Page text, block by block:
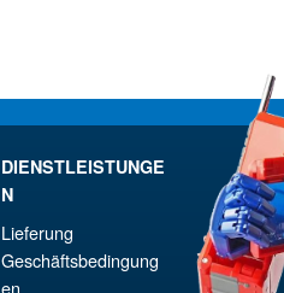
DIENSTLEISTUNGE
N
Lieferung
Geschäftsbedingung
en